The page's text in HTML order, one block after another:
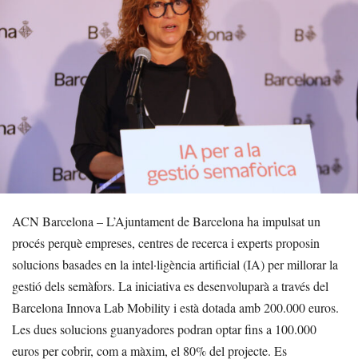
ACN Barcelona – L’Ajuntament de Barcelona ha impulsat un
procés perquè empreses, centres de recerca i experts proposin
solucions basades en la intel·ligència artificial (IA) per millorar la
gestió dels semàfors. La iniciativa es desenvoluparà a través del
Barcelona Innova Lab Mobility i està dotada amb 200.000 euros.
Les dues solucions guanyadores podran optar fins a 100.000
euros per cobrir, com a màxim, el 80% del projecte. Es